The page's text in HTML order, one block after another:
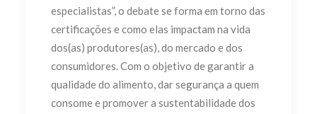
especialistas”, o debate se forma em torno das
certificações e como elas impactam na vida
dos(as) produtores(as), do mercado e dos
consumidores. Com o objetivo de garantir a
qualidade do alimento, dar segurança a quem
consome e promover a sustentabilidade dos